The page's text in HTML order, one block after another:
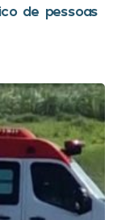
de pessoas